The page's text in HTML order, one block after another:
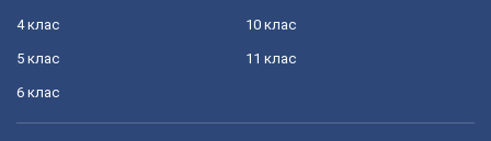
4 клас
5 клас
6 клас
10 клас
11 клас